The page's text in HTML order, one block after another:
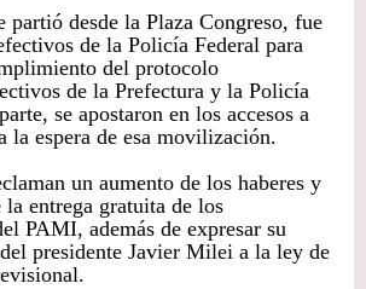
partió desde la Plaza Congreso, fue
de la Policía Federal para
del protocolo
de la Prefectura y la Policía
se apostaron en los accesos a
la espera de esa movilización.
un aumento de los haberes y
entrega gratuita de los
PAMI, además de expresar su
presidente Javier Milei a la ley de